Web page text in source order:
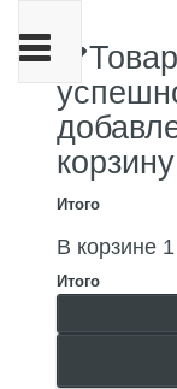
Товар
корзину
Итого
В корзине
Итого
Переключить
навигации